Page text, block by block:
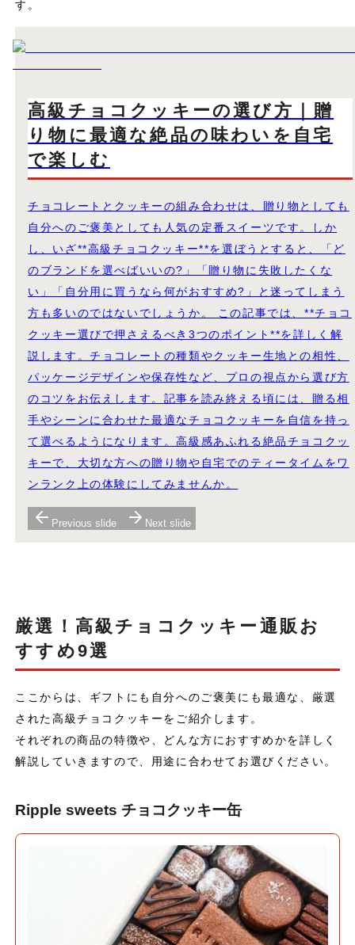
す。
高級チョコクッキーの選び方｜贈
り物に最適な絶品の味わいを自宅
で楽しむ
チョコレートとクッキーの組み合わせは、贈り物としても
自分へのご褒美としても人気の定番スイーツです。しか
し、いざ**高級チョコクッキー**を選ぼうとすると、「ど
のブランドを選べばいいの?」「贈り物に失敗したくな
い」「自分用に買うなら何がおすすめ?」と迷ってしまう
方も多いのではないでしょうか。 この記事では、**チョコ
クッキー選びで押さえるべき3つのポイント**を詳しく解
説します。チョコレートの種類やクッキー生地との相性、
パッケージデザインや保存性など、プロの視点から選び方
のコツをお伝えします。記事を読み終える頃には、贈る相
手やシーンに合わせた最適なチョコクッキーを自信を持っ
て選べるようになります。高級感あふれる絶品チョコクッ
キーで、大切な方への贈り物や自宅でのティータイムをワ
ンランク上の体験にしてみませんか。
Previous slide Next slide
厳選！高級チョコクッキー通販お
すすめ9選
ここからは、ギフトにも自分へのご褒美にも最適な、厳選
された高級チョコクッキーをご紹介します。
それぞれの商品の特徴や、どんな方におすすめかを詳しく
解説していきますので、用途に合わせてお選びください。
Ripple sweets チョコクッキー缶